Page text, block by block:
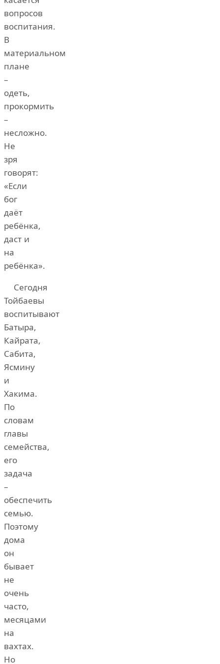
вопросов
воспитания.
В
материальном
плане
–
одеть,
прокормить
–
несложно.
Не
зря
говорят:
«Если
бог
даёт
ребёнка,
даст и
на
ребёнка».
Сегодня
Тойбаевы
воспитывают
Батыра,
Кайрата,
Сабита,
Ясмину
и
Хакима.
По
словам
главы
семейства,
его
задача
–
обеспечить
семью.
Поэтому
дома
он
бывает
не
очень
часто,
месяцами
на
вахтах.
Но